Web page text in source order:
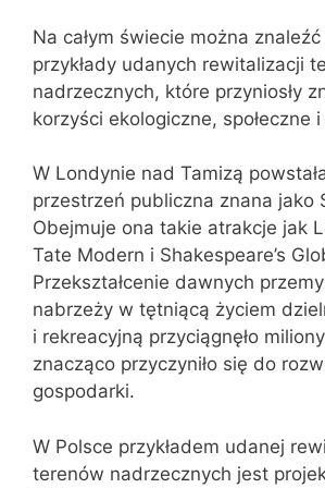
Na całym świecie można
przykłady udanych rewitalizacji
nadrzecznych, które przyniosły
korzyści ekologiczne, społeczne
W Londynie nad Tamizą
przestrzeń publiczna znana jako
Obejmuje ona takie atrakcje jak
Tate Modern i Shakespeare’s
Przekształcenie dawnych
nabrzeży w tętniącą życiem
i rekreacyjną przyciągnęło
znacząco przyczyniło się do
gospodarki.
W Polsce przykładem udanej
terenów nadrzecznych jest